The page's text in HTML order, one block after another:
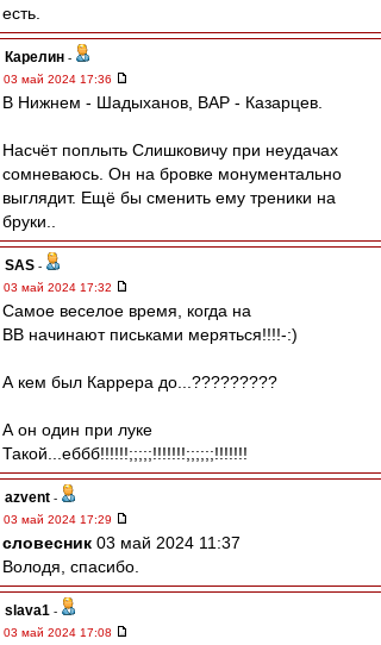
есть.
Карелин -
03 май 2024 17:36
В Нижнем - Шадыханов, ВАР - Казарцев.
Насчёт поплыть Слишковичу при неудачах
сомневаюсь. Он на бровке монументально
выглядит. Ещё бы сменить ему треники на
бруки..
SAS -
03 май 2024 17:32
Самое веселое время, когда на
ВВ начинают письками меряться!!!!-:)
А кем был Каррера до...?????????
А он один при луке
Такой...еббб!!!!!!;;;;;!!!!!!!;;;;;;!!!!!!!
azvent -
03 май 2024 17:29
словесник 03 май 2024 11:37
Володя, спасибо.
slava1 -
03 май 2024 17:08